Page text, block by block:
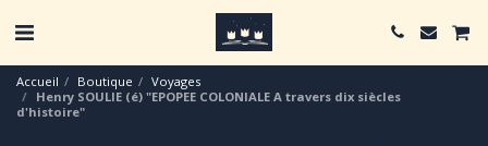
Accueil Boutique
Voyages
Henry SOULIE (é) "EPOPEE COLONIALE A travers dix siècles
d'histoire"